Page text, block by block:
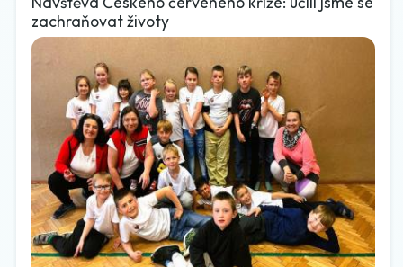
zachraňovat životy